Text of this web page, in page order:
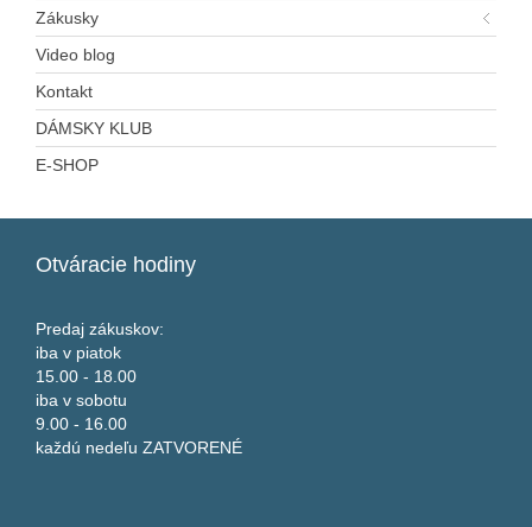
Zákusky
Video blog
Kontakt
DÁMSKY KLUB
E-SHOP
Otváracie hodiny
Predaj zákuskov:
iba v piatok
15.00 - 18.00
iba v sobotu
9.00 - 16.00
každú nedeľu ZATVORENÉ